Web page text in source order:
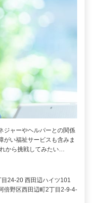
ジャーやヘルパーとの関係
がい福祉サービスも含みま
から挑戦してみたい…
24-20 西田辺ハイツ101
倍野区西田辺町2丁目2-9-4-